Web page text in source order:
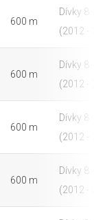
600 m
Dívky 8 - 9
(2012 -
600 m
Dívky 8 - 9
(2012 -
600 m
Dívky 8 - 9
(2012 -
600 m
Dívky 8 - 9
(2012 -